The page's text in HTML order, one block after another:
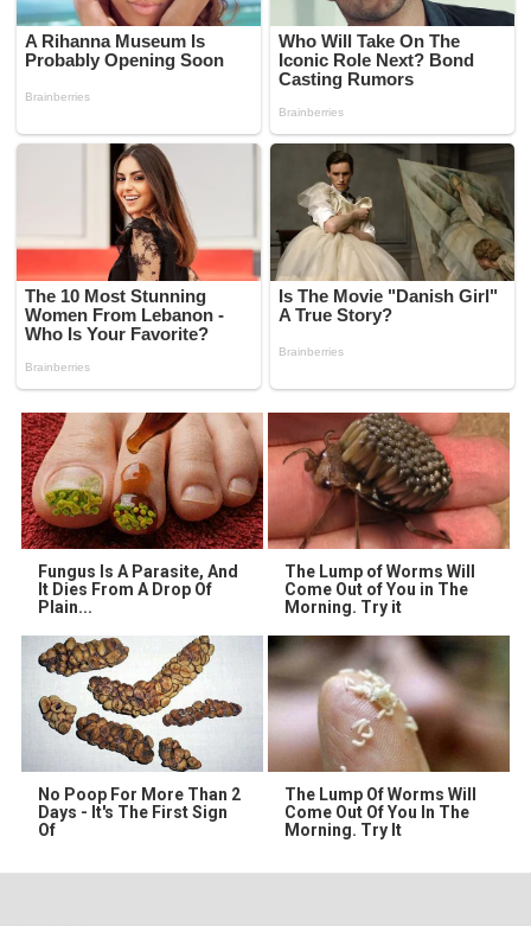
Fungus Is A Parasite, And
It Dies From A Drop Of
Plain...
The Lump of Worms Will
Come Out of You in The
Morning. Try it
No Poop For More Than 2
Days - It's The First Sign
Of
The Lump Of Worms Will
Come Out Of You In The
Morning. Try It